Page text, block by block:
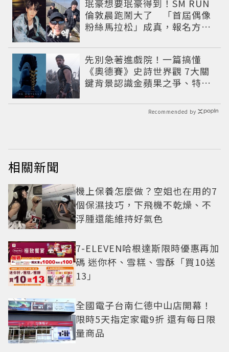
珉豪想要珉豪得到！SM RUN
倫敦晨跑鬧大了 「首屆偶像
粉絲馬拉松」成真，報名方式
先別急著進戲院！一篇搞懂
《奧德賽》史詩世界觀 7大關
鍵背景認識金蘋果之爭、特洛
Recommended by
相關新聞
機上保養怎麼做？空姐也在用的7
個保濕技巧，下飛機不乾燥、不
浮腫還能維持好氣色
7-ELEVEN哈根達斯限時優惠再加
碼 迷你杯、雪糕、雪酥「買10送
13」
全國電子台南仁德中山店開幕！
限時5天指定家電9折 還有每日限
量商品